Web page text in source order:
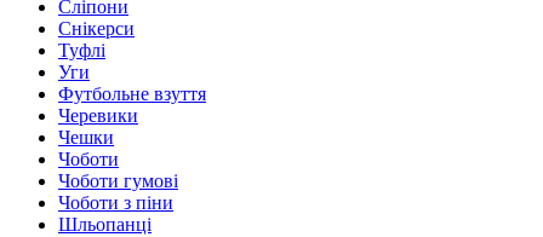
Сліпони
Снікерси
Туфлі
Уги
Футбольне взуття
Черевики
Чешки
Чоботи
Чоботи гумові
Чоботи з піни
Шльопанці